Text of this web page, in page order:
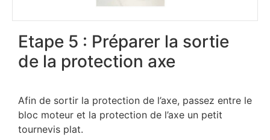
Etape 5 : Préparer la sortie
de la protection axe
Afin de sortir la protection de l’axe, passez entre le
bloc moteur et la protection de l’axe un petit
tournevis plat.